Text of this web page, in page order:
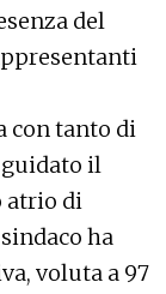
del
con tanto di
il
atrio di
ha
voluta a 97